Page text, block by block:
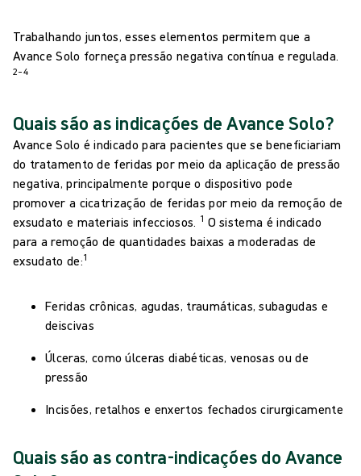
Trabalhando juntos, esses elementos permitem que a
Avance Solo forneça pressão negativa contínua e regulada.
2–4
Quais são as indicações de Avance Solo?
Avance Solo é indicado para pacientes que se beneficiariam
do tratamento de feridas por meio da aplicação de pressão
negativa, principalmente porque o dispositivo pode
promover a cicatrização de feridas por meio da remoção de
exsudato e materiais infecciosos. 1 O sistema é indicado
para a remoção de quantidades baixas a moderadas de
exsudato de:1
Feridas crônicas, agudas, traumáticas, subagudas e
deiscivas
Úlceras, como úlceras diabéticas, venosas ou de
pressão
Incisões, retalhos e enxertos fechados cirurgicamente
Quais são as contra-indicações do Avance